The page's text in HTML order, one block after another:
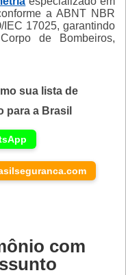
a ABNT NBR
IEC 17025, garantindo
de Bombeiros,
sua lista de
para a Brasil
com